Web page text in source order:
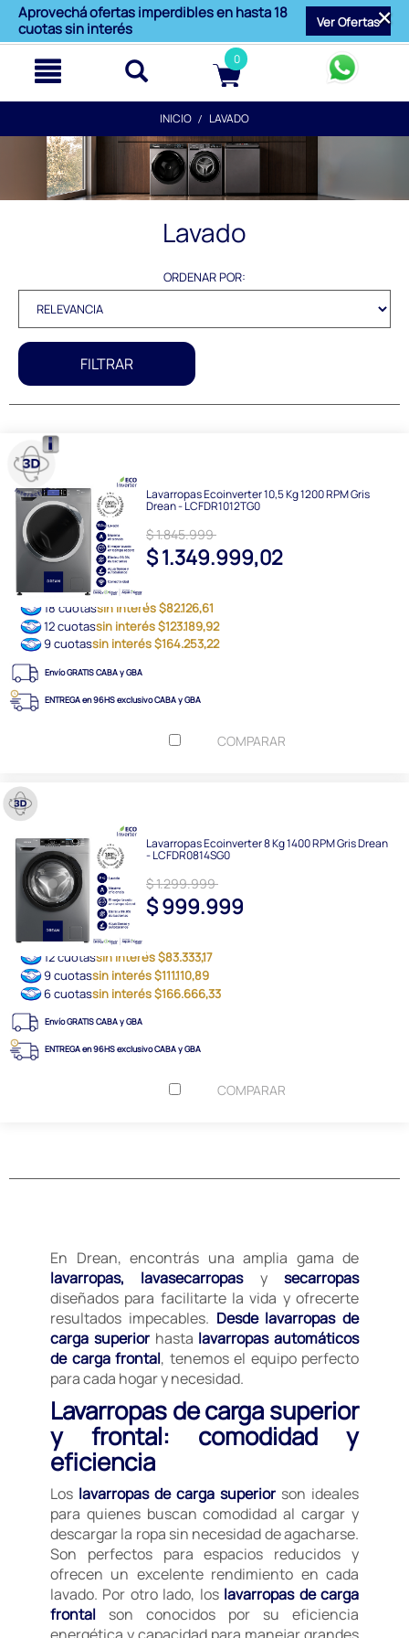
Aprovechá ofertas imperdibles en hasta 18
cuotas sin interés
Ver Ofertas
text.skipToContent
text.skipToNavigation
0
INICIO LAVADO
Lavado
ORDENAR POR:
FILTRAR
Lavarropas Ecoinverter 10,5 Kg 1200 RPM Gris
Drean - LCFDR1012TG0
$ 1.845.999
$ 1.349.999,02
18 cuotassin interés $82.126,61
12 cuotassin interés $123.189,92
9 cuotassin interés $164.253,22
Envío GRATIS CABA y GBA
ENTREGA en 96HS exclusivo CABA y GBA
COMPARAR
Lavarropas Ecoinverter 8 Kg 1400 RPM Gris Drean
- LCFDR0814SG0
$ 1.299.999
$ 999.999
12 cuotassin interés $83.333,17
9 cuotassin interés $111.110,89
6 cuotassin interés $166.666,33
Envío GRATIS CABA y GBA
ENTREGA en 96HS exclusivo CABA y GBA
COMPARAR
En Drean, encontrás una amplia gama de
lavarropas, lavasecarropasysecarropas
diseñados para facilitarte la vida y ofrecerte
resultados impecables. Desde lavarropas de
carga superiorhasta lavarropas automáticos
de carga frontal, tenemos el equipo perfecto
para cada hogar y necesidad.
Lavarropas de carga superior
y frontal: comodidad y
eficiencia
Los lavarropas de carga superior son ideales
para quienes buscan comodidad al cargar y
descargar la ropa sin necesidad de agacharse.
Son perfectos para espacios reducidos y
ofrecen un excelente rendimiento en cada
lavado. Por otro lado, los lavarropas de carga
frontal son conocidos por su eficiencia